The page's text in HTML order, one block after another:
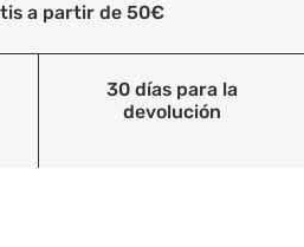
a partir de 50€
30 días para la
devolución